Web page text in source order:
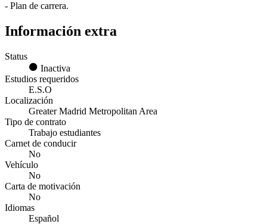
- Plan de carrera.
Información extra
Status
Inactiva
Estudios requeridos
E.S.O
Localización
Greater Madrid Metropolitan Area
Tipo de contrato
Trabajo estudiantes
Carnet de conducir
No
Vehículo
No
Carta de motivación
No
Idiomas
Español